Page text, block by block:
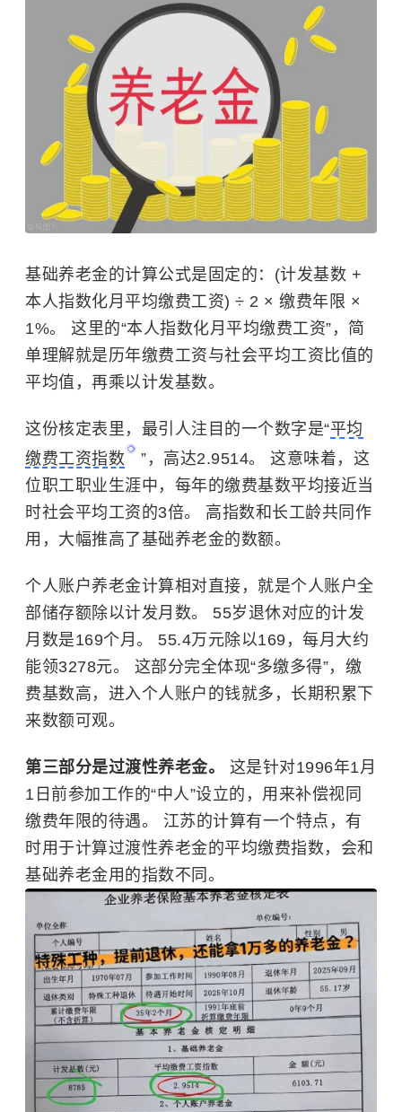
基础养老金的计算公式是固定的：(计发基数 +
本人指数化月平均缴费工资) ÷ 2 × 缴费年限 ×
1%。 这里的“本人指数化月平均缴费工资”，简
单理解就是历年缴费工资与社会平均工资比值的
平均值，再乘以计发基数。
这份核定表里，最引人注目的一个数字是“平均
缴费工资指数
”，高达2.9514。 这意味着，这
位职工职业生涯中，每年的缴费基数平均接近当
时社会平均工资的3倍。 高指数和长工龄共同作
用，大幅推高了基础养老金的数额。
个人账户养老金计算相对直接，就是个人账户全
部储存额除以计发月数。 55岁退休对应的计发
月数是169个月。 55.4万元除以169，每月大约
能领3278元。 这部分完全体现“多缴多得”，缴
费基数高，进入个人账户的钱就多，长期积累下
来数额可观。
第三部分是过渡性养老金。 这是针对1996年1月
1日前参加工作的“中人”设立的，用来补偿视同
缴费年限的待遇。 江苏的计算有一个特点，有
时用于计算过渡性养老金的平均缴费指数，会和
基础养老金用的指数不同。